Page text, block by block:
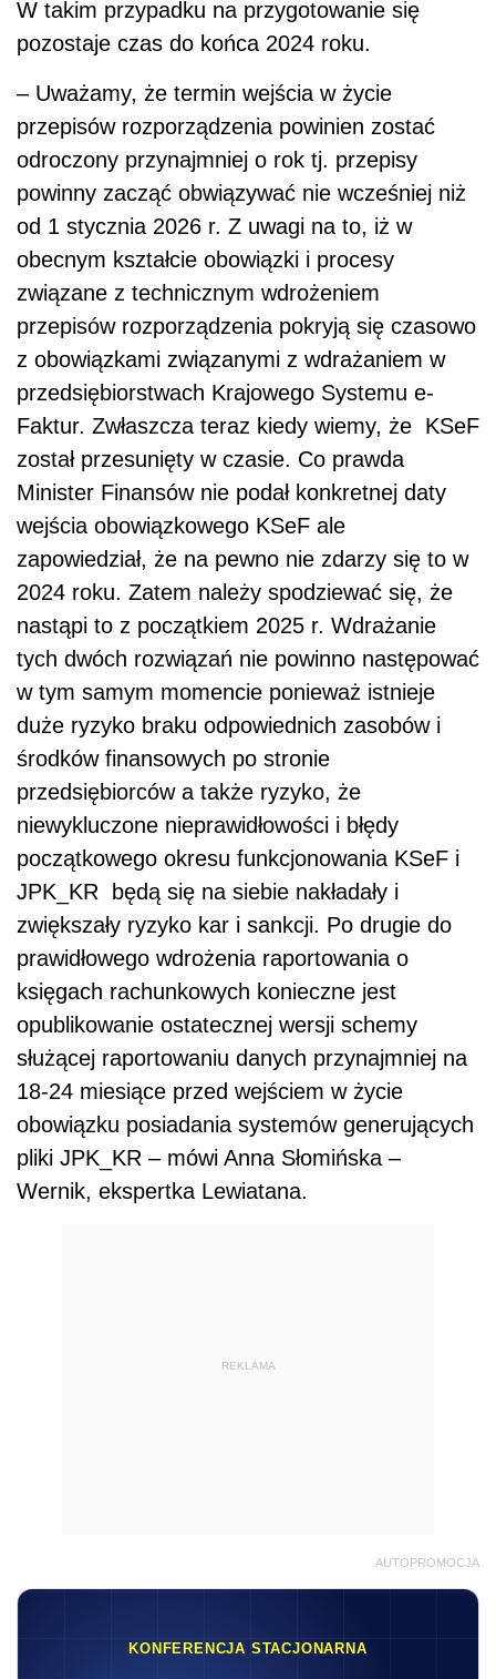
W takim przypadku na przygotowanie się
pozostaje czas do końca 2024 roku.
– Uważamy, że termin wejścia w życie
przepisów rozporządzenia powinien zostać
odroczony przynajmniej o rok tj. przepisy
powinny zacząć obwiązywać nie wcześniej niż
od 1 stycznia 2026 r. Z uwagi na to, iż w
obecnym kształcie obowiązki i procesy
związane z technicznym wdrożeniem
przepisów rozporządzenia pokryją się czasowo
z obowiązkami związanymi z wdrażaniem w
przedsiębiorstwach Krajowego Systemu e-
Faktur. Zwłaszcza teraz kiedy wiemy, że KSeF
został przesunięty w czasie. Co prawda
Minister Finansów nie podał konkretnej daty
wejścia obowiązkowego KSeF ale
zapowiedział, że na pewno nie zdarzy się to w
2024 roku. Zatem należy spodziewać się, że
nastąpi to z początkiem 2025 r. Wdrażanie
tych dwóch rozwiązań nie powinno następować
w tym samym momencie ponieważ istnieje
duże ryzyko braku odpowiednich zasobów i
środków finansowych po stronie
przedsiębiorców a także ryzyko, że
niewykluczone nieprawidłowości i błędy
początkowego okresu funkcjonowania KSeF i
JPK_KR będą się na siebie nakładały i
zwiększały ryzyko kar i sankcji. Po drugie do
prawidłowego wdrożenia raportowania o
księgach rachunkowych konieczne jest
opublikowanie ostatecznej wersji schemy
służącej raportowaniu danych przynajmniej na
18-24 miesiące przed wejściem w życie
obowiązku posiadania systemów generujących
pliki JPK_KR – mówi Anna Słomińska –
Wernik, ekspertka Lewiatana.
REKLAMA
AUTOPROMOCJA
KONFERENCJA STACJONARNA